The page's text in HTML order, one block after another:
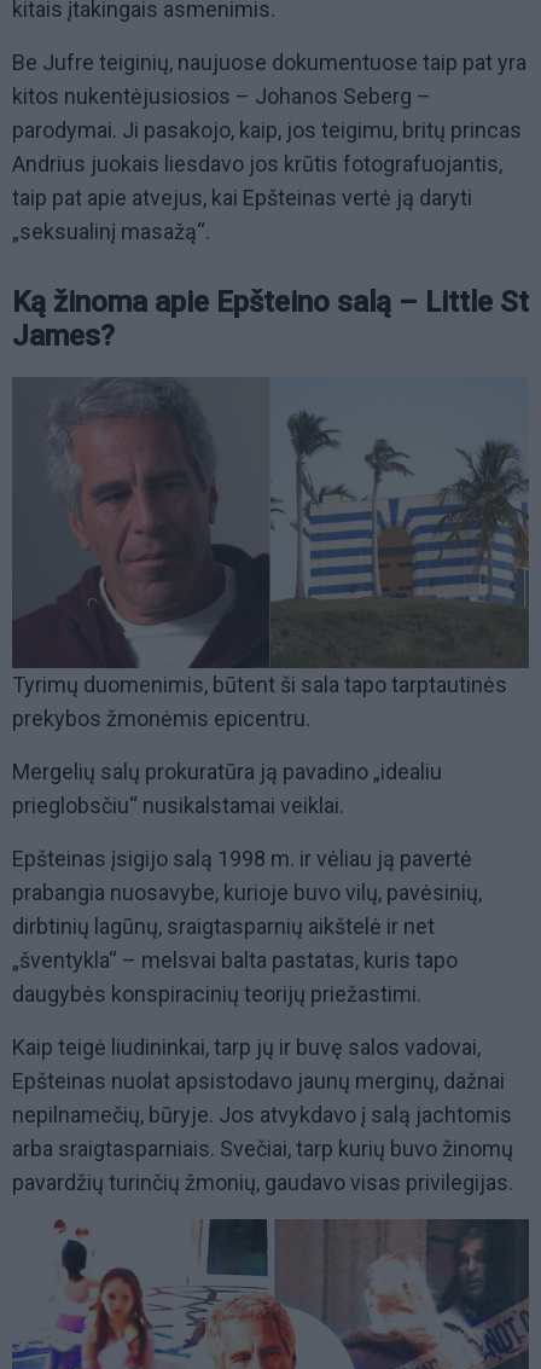
kitais įtakingais asmenimis.
Be Jufre teiginių, naujuose dokumentuose taip pat yra
kitos nukentėjusiosios – Johanos Seberg –
parodymai. Ji pasakojo, kaip, jos teigimu, britų princas
Andrius juokais liesdavo jos krūtis fotografuojantis,
taip pat apie atvejus, kai Epšteinas vertė ją daryti
„seksualinį masažą“.
Ką žinoma apie Epšteino salą – Little St
James?
Tyrimų duomenimis, būtent ši sala tapo tarptautinės
prekybos žmonėmis epicentru.
Mergelių salų prokuratūra ją pavadino „idealiu
prieglobsčiu“ nusikalstamai veiklai.
Epšteinas įsigijo salą 1998 m. ir vėliau ją pavertė
prabangia nuosavybe, kurioje buvo vilų, pavėsinių,
dirbtinių lagūnų, sraigtasparnių aikštelė ir net
„šventykla“ – melsvai balta pastatas, kuris tapo
daugybės konspiracinių teorijų priežastimi.
Kaip teigė liudininkai, tarp jų ir buvę salos vadovai,
Epšteinas nuolat apsistodavo jaunų merginų, dažnai
nepilnamečių, būryje. Jos atvykdavo į salą jachtomis
arba sraigtasparniais. Svečiai, tarp kurių buvo žinomų
pavardžių turinčių žmonių, gaudavo visas privilegijas.